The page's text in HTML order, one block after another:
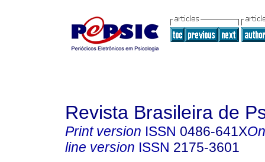
Revista Brasileira de
Print version ISSN 0486-641X
line version ISSN 2175-3601